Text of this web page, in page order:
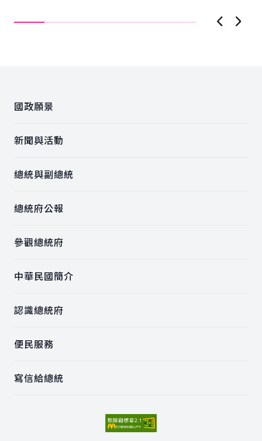
國政願景
新聞與活動
總統與副總統
總統府公報
參觀總統府
中華民國簡介
認識總統府
便民服務
寫信給總統